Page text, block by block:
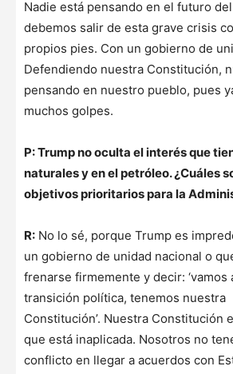
Nadie está pensando en el futuro
debemos salir de esta grave crisis
propios pies. Con un gobierno de
Defendiendo nuestra Constitución,
pensando en nuestro pueblo, pues
muchos golpes.
P: Trump no oculta el interés que
naturales y en el petróleo. ¿Cuáles
objetivos prioritarios para la
R: No lo sé, porque Trump es
un gobierno de unidad nacional o
frenarse firmemente y decir: ‘vamos
transición política, tenemos nuestra
Constitución’. Nuestra Constitución
que está inaplicada. Nosotros no
conflicto en llegar a acuerdos con